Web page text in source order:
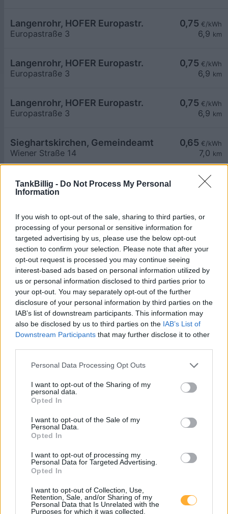
TankBillig - Do Not Process My Personal
Information
If you wish to opt-out of the sale, sharing to third parties, or
processing of your personal or sensitive information for
targeted advertising by us, please use the below opt-out
section to confirm your selection. Please note that after your
opt-out request is processed you may continue seeing
interest-based ads based on personal information utilized by
us or personal information disclosed to third parties prior to
your opt-out. You may separately opt-out of the further
disclosure of your personal information by third parties on the
IAB’s list of downstream participants. This information may
also be disclosed by us to third parties on the IAB’s List of
Downstream Participants that may further disclose it to other
Personal Data Processing Opt Outs
I want to opt-out of the Sharing of my
personal data.
Opted In
I want to opt-out of the Sale of my
Personal Data.
Opted In
I want to opt-out of processing my
Personal Data for Targeted Advertising.
Opted In
I want to opt-out of Collection, Use,
Retention, Sale, and/or Sharing of my
Personal Data that Is Unrelated with the
Purposes for which it was collected.
0,75 €/kWh
6,9 km
Langenrohr, HOFER Europastr.
Europastraße 3
0,75 €/kWh
6,9 km
Langenrohr, HOFER Europastr.
Europastraße 3
0,75 €/kWh
6,9 km
Langenrohr, HOFER Europastr.
Europastraße 3
0,65 €/kWh
7,0 km
Sieghartskirchen, Gemeindeamt
Wiener Straße 14
€/kWh
Tulln Energie - Gemeindeamt Baumgarten 1
Hauptstrasse 41
0,49
Tulln Energie - Gemeindeamt Baumgarten 2
Hauptstrasse 41
0,65
7,3
Baumgarten, Wohnbau
Kellergasse 1/B
0,69€/kWh
7,4
OMV eMotion #2 Teichstraße 1 Asparn/
Teichstraße 1
7,4
Mer Austria GmbH Mer Austria (McD) -
3 Teichstraße
0,64
ÖAMTC Tulln - DC
Reitherstraße 47
0,65
Zwentendorf, AKW
Sonnenweg 1
0,49
Tulln Energie - Messegelände
Messegelände 1
0,49
Tulln Energie - Messe Tulln 1
Messegelände 1